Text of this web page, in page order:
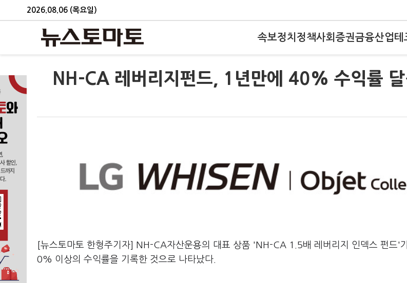
2026.08.06 (목요일)
속보정치 정책사회 증권금융산업테
NH-CA 레버리지펀드, 1년만에 40% 수익률 달
[뉴스토마토 한형주기자] NH-CA자산운용의 대표 상품 'NH-CA 1.5배 레버리지 인덱스 펀드'
0% 이상의 수익률을 기록한 것으로 나타났다.